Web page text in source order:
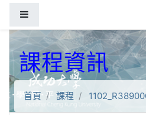
課程資訊
首頁 課程